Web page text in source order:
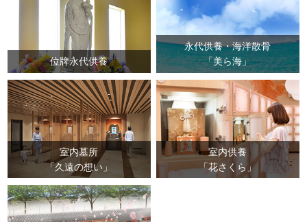
【３】個人情報に関する安全管理上の改定処置につい
当協会は「個人情報の取扱いについて」の内容を改定
する場合があります。その際は、本ページに内容を反
映し公表するものと致します。
平成24年10月1日
公益財団法人沖縄県メモリアル整備協会
理事長 堤純一郎
位牌永代供養
永代供養・海洋散骨
「美ら海」
室内墓所
「久遠の想い」
室内供養
「花さくら」